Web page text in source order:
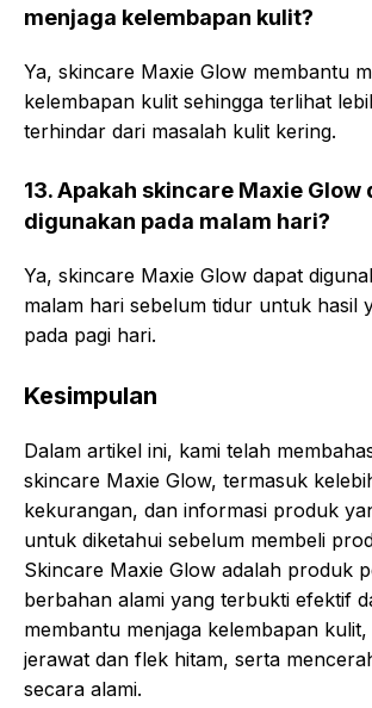
menjaga kelembapan kulit?
Ya, skincare Maxie Glow membantu
kelembapan kulit sehingga terlihat
terhindar dari masalah kulit kering.
13. Apakah skincare Maxie Glow
digunakan pada malam hari?
Ya, skincare Maxie Glow dapat
malam hari sebelum tidur untuk hasil
pada pagi hari.
Kesimpulan
Dalam artikel ini, kami telah
skincare Maxie Glow, termasuk
kekurangan, dan informasi produk
untuk diketahui sebelum membeli
Skincare Maxie Glow adalah produk
berbahan alami yang terbukti efektif
membantu menjaga kelembapan kulit,
jerawat dan flek hitam, serta
secara alami.